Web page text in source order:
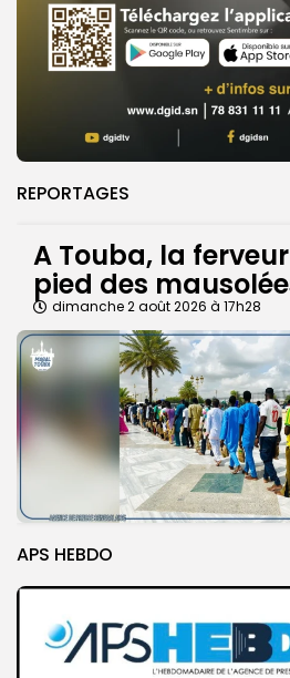
REPORTAGES
A Touba, la
pied des
dimanche 2 août 2026 à 17h28
APS HEBDO